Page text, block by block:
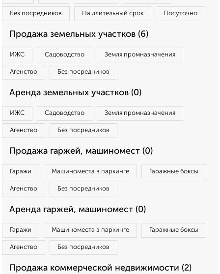
Без посредников На длительный срок Посуточно
Продажа земельных участков (6)
ИЖС Садоводство Земля промназначения
Агенство Без посредников
Аренда земельных участков (0)
ИЖС Садоводство Земля промназначения
Агенство Без посредников
Продажа гаржей, машиномест (0)
Гаражи Машиноместа в паркинге Гаражные боксы
Агенство Без посредников
Аренда гаржей, машиномест (0)
Гаражи Машиноместа в паркинге Гаражные боксы
Агенство Без посредников
Продажа коммерческой недвижимости (2)